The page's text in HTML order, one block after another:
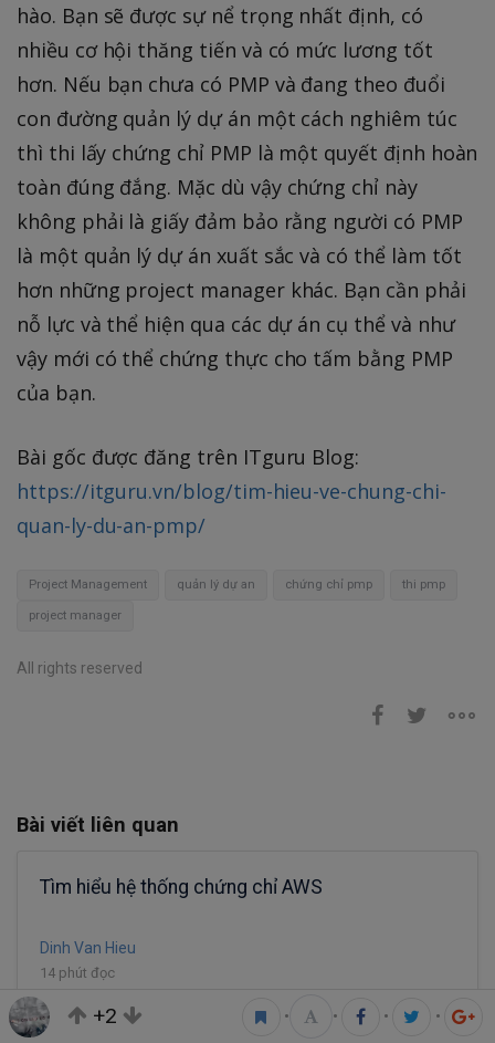
hào. Bạn sẽ được sự nể trọng nhất định, có
nhiều cơ hội thăng tiến và có mức lương tốt
hơn. Nếu bạn chưa có PMP và đang theo đuổi
con đường quản lý dự án một cách nghiêm túc
thì thi lấy chứng chỉ PMP là một quyết định hoàn
toàn đúng đắng. Mặc dù vậy chứng chỉ này
không phải là giấy đảm bảo rằng người có PMP
là một quản lý dự án xuất sắc và có thể làm tốt
hơn những project manager khác. Bạn cần phải
nỗ lực và thể hiện qua các dự án cụ thể và như
vậy mới có thể chứng thực cho tấm bằng PMP
của bạn.
Bài gốc được đăng trên ITguru Blog:
https://itguru.vn/blog/tim-hieu-ve-chung-chi-
quan-ly-du-an-pmp/
Project Management quản lý dự an chứng chỉ pmp thi pmp
project manager
All rights reserved
Bài viết liên quan
Tìm hiểu hệ thống chứng chỉ AWS
Dinh Van Hieu
14 phút đọc
+2 • • • •